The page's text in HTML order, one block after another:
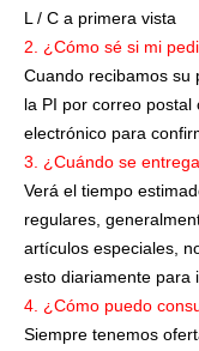
L / C a primera vista
2. ¿Cómo sé si mi
Cuando recibamos su
la PI por correo postal
electrónico para
3. ¿Cuándo se
Verá el tiempo
regulares,
artículos especiales,
esto diariamente para
4. ¿Cómo puedo
Siempre tenemos